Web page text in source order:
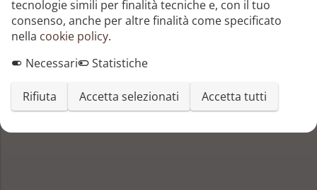
Massimo Caleffi
tecnologie simili per finalità tecniche e, con il tuo
consenso, anche per altre finalità come specificato
nella cookie policy.
Necessari
Statistiche
Rifiuta Accetta selezionati Accetta tutti